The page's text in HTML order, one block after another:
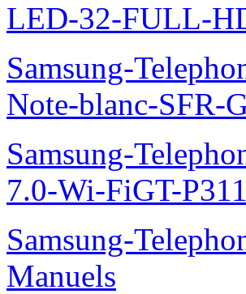
LED-32-FULL-
Samsung-
Note-blanc-SFR-
Samsung-
7.0-Wi-FiGT-
Samsung-
Manuels